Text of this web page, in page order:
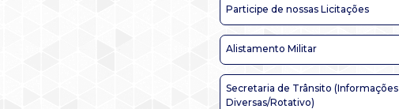
Participe de nossas Licitações
Alistamento Militar
Secretaria de Trânsito (Informações
Diversas/Rotativo)